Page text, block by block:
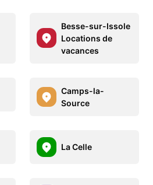
Besse-sur-Issole
Locations de
vacances
Camps-la-
Source
La Celle